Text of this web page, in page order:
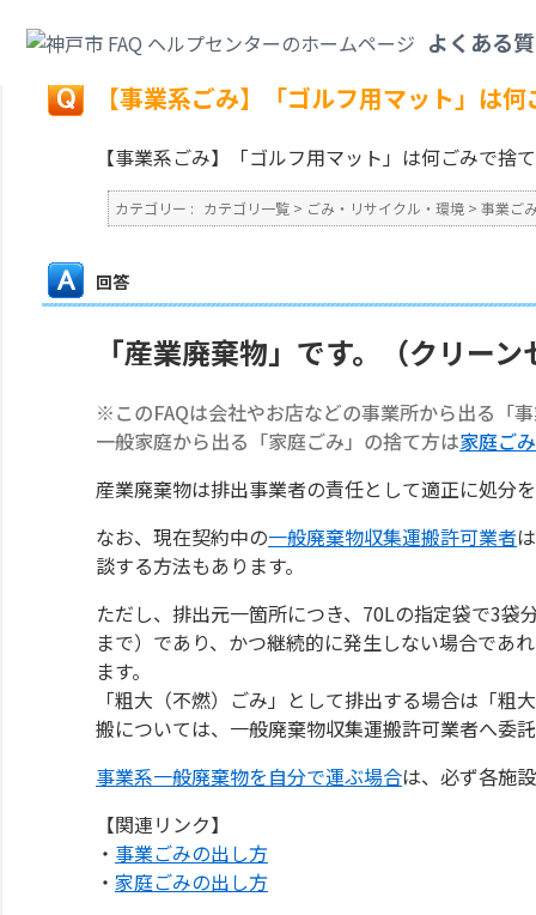
よくある
戻る
【事業系ごみ】「ゴルフ用マット」は
【事業系ごみ】「ゴルフ用マット」は何ごみで捨
カテゴリー : カテゴリ一覧 > ごみ・リサイクル・環境 > 事業ご
回答
「産業廃棄物」です。（クリー
※このFAQは会社やお店などの事業所から出る「
一般家庭から出る「家庭ごみ」の捨て方は家庭ご
産業廃棄物は排出事業者の責任として適正に処分
なお、現在契約中の一般廃棄物収集運搬許可業者
談する方法もあります。
ただし、排出元一箇所につき、70Lの指定袋で3
まで）であり、かつ継続的に発生しない場合であ
ます。
「粗大（不燃）ごみ」として排出する場合は「
搬については、一般廃棄物収集運搬許可業者へ委
事業系一般廃棄物を自分で運ぶ場合は、必ず各施
【関連リンク】
・ 事業ごみの出し方
・ 家庭ごみの出し方